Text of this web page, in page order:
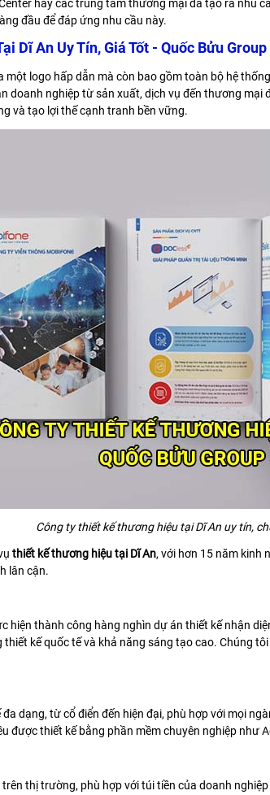
hay các trung tâm thương mại đã tạo ra nhu
đầu để đáp ứng nhu cầu này.
Dĩ An Uy Tín, Giá Tốt - Quốc Bửu Group
logo hấp dẫn mà còn bao gồm toàn bộ hệ
doanh nghiệp từ sản xuất, dịch vụ đến thương
và tạo lợi thế cạnh tranh bền vững.
Công ty thiết kế thương hiệu tại Dĩ An uy tín,
thiết kế thương hiệu tại Dĩ An, với hơn 15 năm kinh
lân cận.
hiện thành công hàng nghìn dự án thiết kế nhận
kế quốc tế và khả năng sáng tạo cao. Chúng
dạng, từ cổ điển đến hiện đại, phù hợp với mọi
được thiết kế bằng phần mềm chuyên nghiệp
thị trường, phù hợp với túi tiền của doanh